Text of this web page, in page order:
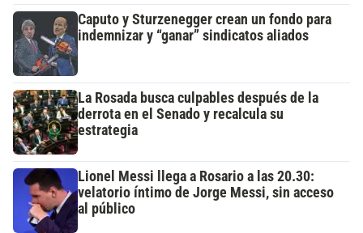
Caputo y Sturzenegger crean un fondo para
indemnizar y “ganar” sindicatos aliados
La Rosada busca culpables después de la
derrota en el Senado y recalcula su
estrategia
Lionel Messi llega a Rosario a las 20.30:
velatorio íntimo de Jorge Messi, sin acceso
al público